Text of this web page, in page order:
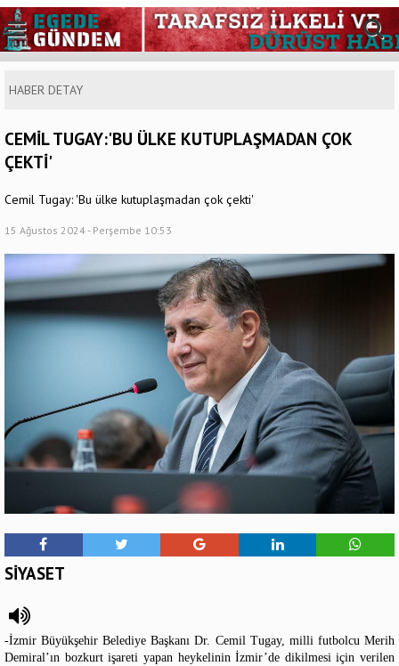
HABER DETAY
CEMİL TUGAY:'BU ÜLKE KUTUPLAŞMADAN ÇOK
ÇEKTİ'
Cemil Tugay: 'Bu ülke kutuplaşmadan çok çekti'
15 Ağustos 2024 - Perşembe 10:53
SİYASET
-İzmir Büyükşehir Belediye Başkanı Dr. Cemil Tugay, milli futbolcu Merih
Demiral’ın bozkurt işareti yapan heykelinin İzmir’de dikilmesi için verilen